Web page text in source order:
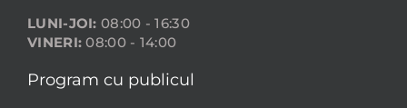
LUNI-JOI: 08:00 - 16:30
VINERI: 08:00 - 14:00
Program cu publicul